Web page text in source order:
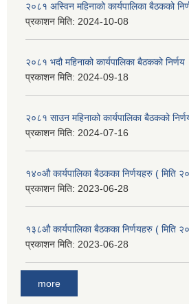
२०८१ अस्विन महिनाको कार्यपालिका बैठकको
प्रकाशन मिति: 2024-10-08
२०८१ भदौ महिनाको कार्यपालिका बैठकको निर्णय
प्रकाशन मिति: 2024-09-18
२०८१ साउन महिनाको कार्यपालिका बैठकको
प्रकाशन मिति: 2024-07-16
१४०औ कार्यपालिका बैठकका निर्णयहरु ( मिति
प्रकाशन मिति: 2023-06-28
१३८औ कार्यपालिका बैठकका निर्णयहरु ( मिति
प्रकाशन मिति: 2023-06-28
more